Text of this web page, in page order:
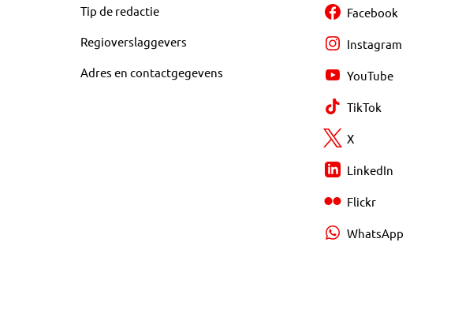
Tip de redactie
Regioverslaggevers
Adres en contactgegevens
Facebook
Instagram
YouTube
TikTok
X
LinkedIn
Flickr
WhatsApp